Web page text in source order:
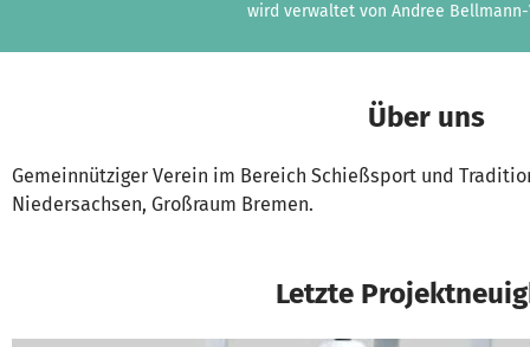
wird verwaltet von Andree Bellmann-
Über uns
Gemeinnütziger Verein im Bereich Schießsport und
Niedersachsen, Großraum Bremen.
Letzte